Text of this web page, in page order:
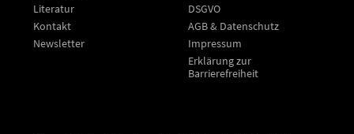
Literatur
Kontakt
Newsletter
DSGVO
AGB & Datenschutz
Impressum
Erklärung zur
Barrierefreiheit